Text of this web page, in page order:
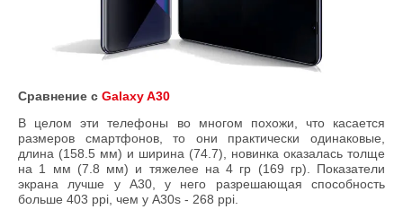
Сравнение с Galaxy A30
В целом эти телефоны во многом похожи, что касается
размеров смартфонов, то они практически одинаковые,
длина (158.5 мм) и ширина (74.7), новинка оказалась толще
на 1 мм (7.8 мм) и тяжелее на 4 гр (169 гр). Показатели
экрана лучше у А30, у него разрешающая способность
больше 403 ppi, чем у A30s - 268 ppi.